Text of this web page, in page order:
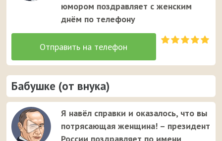
юмором поздравляет с женским
днём по телефону
Бабушке (от внука)
Я навёл справки и оказалось, что вы
потрясающая женщина! – президент